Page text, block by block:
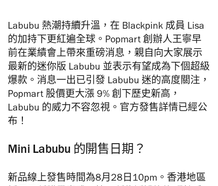
Labubu 熱潮持續升溫，在 Blackpink 成員 Lisa
的加持下更紅遍全球。 Popmart 創辦人王寧早
前在業績會上帶來重磅消息，親自 向大家展示
最新的迷你版 Labubu 並表示有望成為下個超級
爆款。 消息一出已引發 Labubu 迷的高度關注，
Popmart 股價更大漲 9% 創下歷史新高，
Labubu 的威力不容忽視。官方發售詳情已經公
布！
Mini Labubu 的開售日期？
新品線上發售時間為8月28日10pm 。 香港地區